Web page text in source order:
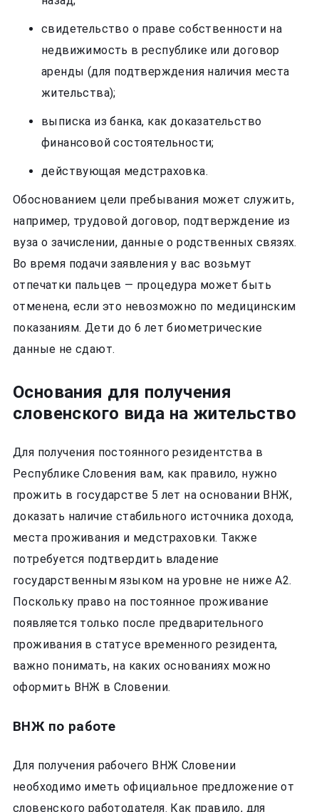
свидетельство о праве собственности на
недвижимость в республике или договор
аренды (для подтверждения наличия места
жительства);
выписка из банка, как доказательство
финансовой состоятельности;
действующая медстраховка.
Обоснованием цели пребывания может служить,
например, трудовой договор, подтверждение из
вуза о зачислении, данные о родственных связях.
Во время подачи заявления у вас возьмут
отпечатки пальцев — процедура может быть
отменена, если это невозможно по медицинским
показаниям. Дети до 6 лет биометрические
данные не сдают.
Основания для получения
словенского вида на жительство
Для получения постоянного резидентства в
Республике Словения вам, как правило, нужно
прожить в государстве 5 лет на основании ВНЖ,
доказать наличие стабильного источника дохода,
места проживания и медстраховки. Также
потребуется подтвердить владение
государственным языком на уровне не ниже А2.
Поскольку право на постоянное проживание
появляется только после предварительного
проживания в статусе временного резидента,
важно понимать, на каких основаниях можно
оформить ВНЖ в Словении.
ВНЖ по работе
Для получения рабочего ВНЖ Словении
необходимо иметь официальное предложение от
словенского работодателя. Как правило, для